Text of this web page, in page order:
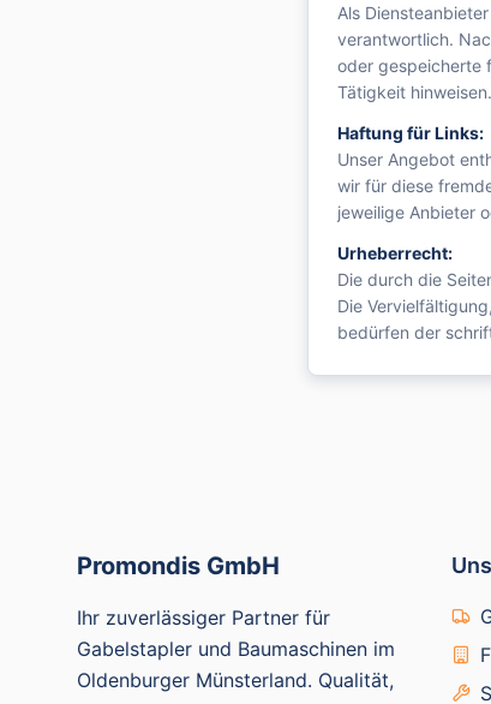
Als
verantwortlich.
oder gespeicherte
Tätigkeit hinweisen.
Haftung für Links:
Unser Angebot
wir für diese
jeweilige Anbieter
Urheberrecht:
Die durch die
Die
bedürfen der
Promondis GmbH
Ihr zuverlässiger Partner für
Gabelstapler und Baumaschinen im
Oldenburger Münsterland. Qualität,